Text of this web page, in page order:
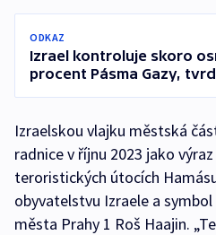
ODKAZ
Izrael kontroluje skoro
procent Pásma Gazy,
Izraelskou vlajku městská
radnice v říjnu 2023 jako
teroristických útocích
obyvatelstvu Izraele a
města Prahy 1 Roš Haajin.